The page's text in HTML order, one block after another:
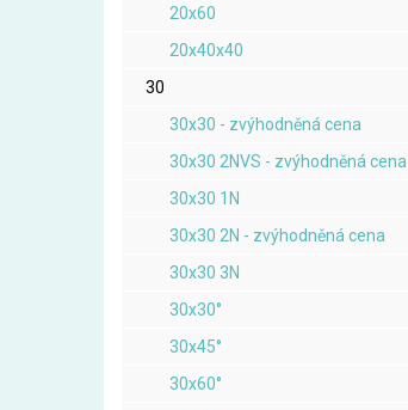
20x60
20x40x40
30
30x30 - zvýhodněná cena
30x30 2NVS - zvýhodněná cena
30x30 1N
30x30 2N - zvýhodněná cena
30x30 3N
30x30°
30x45°
30x60°